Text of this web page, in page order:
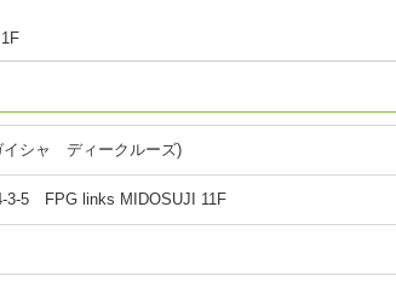
イシャ ディークルーズ)
3-5 FPG links MIDOSUJI 11F